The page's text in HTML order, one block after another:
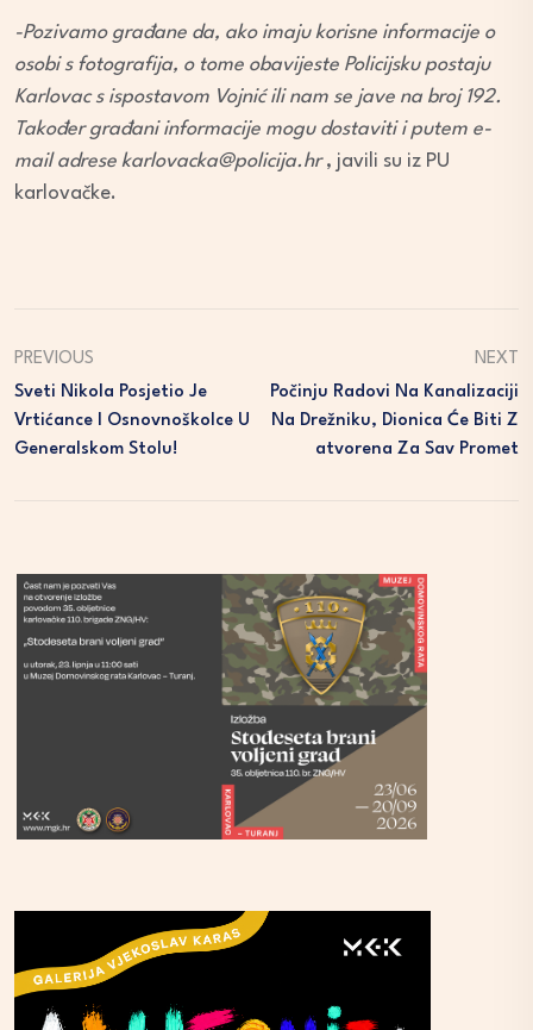
-Pozivamo građane da, ako imaju korisne informacije o
osobi s fotografija, o tome obavijeste Policijsku postaju
Karlovac s ispostavom Vojnić ili nam se jave na broj 192.
Također građani informacije mogu dostaviti i putem e-
mail adrese karlovacka@policija.hr, javili su iz PU
karlovačke.
PREVIOUS
Sveti Nikola Posjetio Je
Vrtićance I Osnovnoškolce U
Generalskom Stolu!
NEXT
Počinju Radovi Na Kanalizaciji
Na Drežniku, Dionica Će Biti Z
Atvorena Za Sav Promet